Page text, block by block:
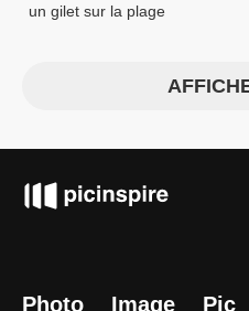
un gilet sur la plage
Photo Image Pic